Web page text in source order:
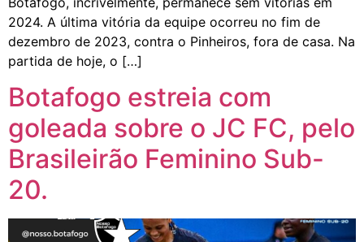
2024. A última vitória da equipe ocorreu no fim de
dezembro de 2023, contra o Pinheiros, fora de casa. Na
partida de hoje, o […]
Botafogo estreia com
goleada sobre o JC FC, pelo
Brasileirão Feminino Sub-
20.